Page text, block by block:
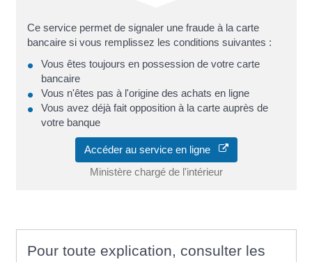
Ce service permet de signaler une fraude à la carte
bancaire si vous remplissez les conditions suivantes :
Vous êtes toujours en possession de votre carte
bancaire
Vous n'êtes pas à l'origine des achats en ligne
Vous avez déjà fait opposition à la carte auprès de
votre banque
Accéder au service en ligne
Ministère chargé de l'intérieur
Pour toute explication, consulter les